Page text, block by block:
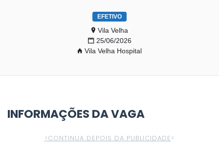
EFETIVO
Vila Velha
25/06/2026
Vila Velha Hospital
INFORMAÇÕES DA VAGA
>CONTINUA DEPOIS DA PUBLICIDADE<